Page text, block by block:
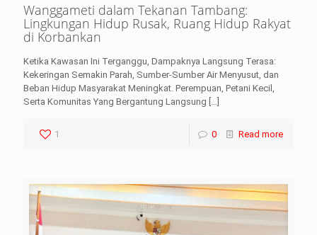
Wanggameti dalam Tekanan Tambang:
Lingkungan Hidup Rusak, Ruang Hidup Rakyat
di Korbankan
Ketika Kawasan Ini Terganggu, Dampaknya Langsung Terasa:
Kekeringan Semakin Parah, Sumber-Sumber Air Menyusut, dan
Beban Hidup Masyarakat Meningkat. Perempuan, Petani Kecil,
Serta Komunitas Yang Bergantung Langsung
1 0 Read more